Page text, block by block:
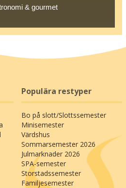
& gourmet
Populära restyper
Bo på slott/Slottssemester
Minisemester
Värdshus
Sommarsemester 2026
Julmarknader 2026
SPA-semester
Storstadssemester
Familjesemester